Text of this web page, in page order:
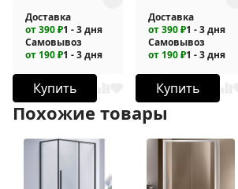
Доставка
от 390 ₽1 - 3 дня
Самовывоз
от 190 ₽1 - 3 дня
Купить
Доставка
от 390 ₽1 - 3 дня
Самовывоз
от 190 ₽1 - 3 дня
Купить
Похожие товары